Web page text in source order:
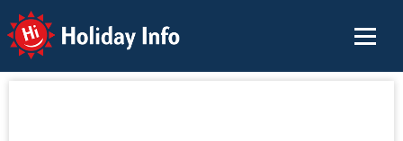
Holiday Info